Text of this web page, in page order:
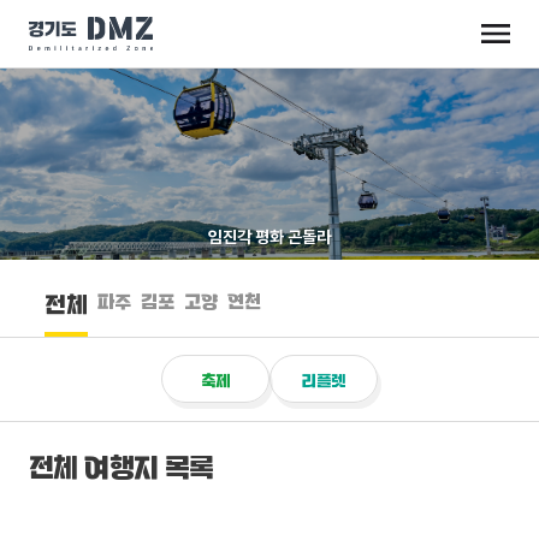
임진각 평화 곤돌라
전체 파주 김포 고양 연천
축제 리플렛
전체 여행지 목록